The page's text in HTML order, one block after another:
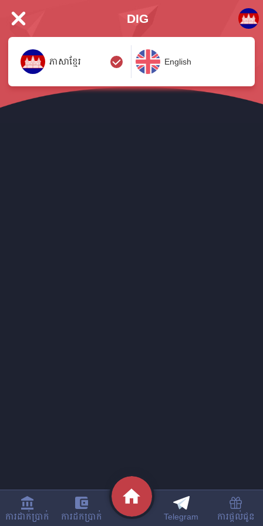
DIG
ភាសាខ្មែរ English
ការដាក់ប្រាក់ ការដកប្រាក់ Telegram ការផ្តល់ជូន